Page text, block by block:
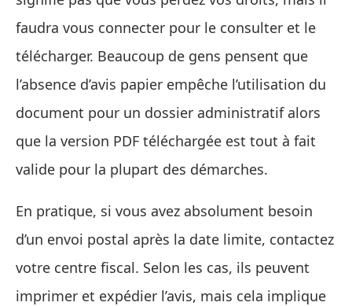
faudra vous connecter pour le consulter et le
télécharger. Beaucoup de gens pensent que
l’absence d’avis papier empêche l’utilisation du
document pour un dossier administratif alors
que la version PDF téléchargée est tout à fait
valide pour la plupart des démarches.
En pratique, si vous avez absolument besoin
d’un envoi postal après la date limite, contactez
votre centre fiscal. Selon les cas, ils peuvent
imprimer et expédier l’avis, mais cela implique